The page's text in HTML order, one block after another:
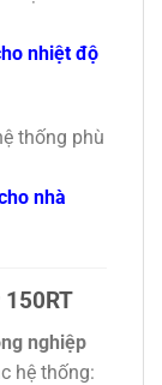
nhiệt độ
thống phù
nhà
nghiệp
hệ thống: